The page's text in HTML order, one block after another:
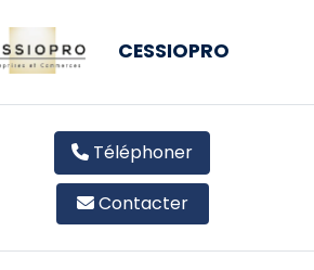
CESSIOPRO
Téléphoner
Contacter